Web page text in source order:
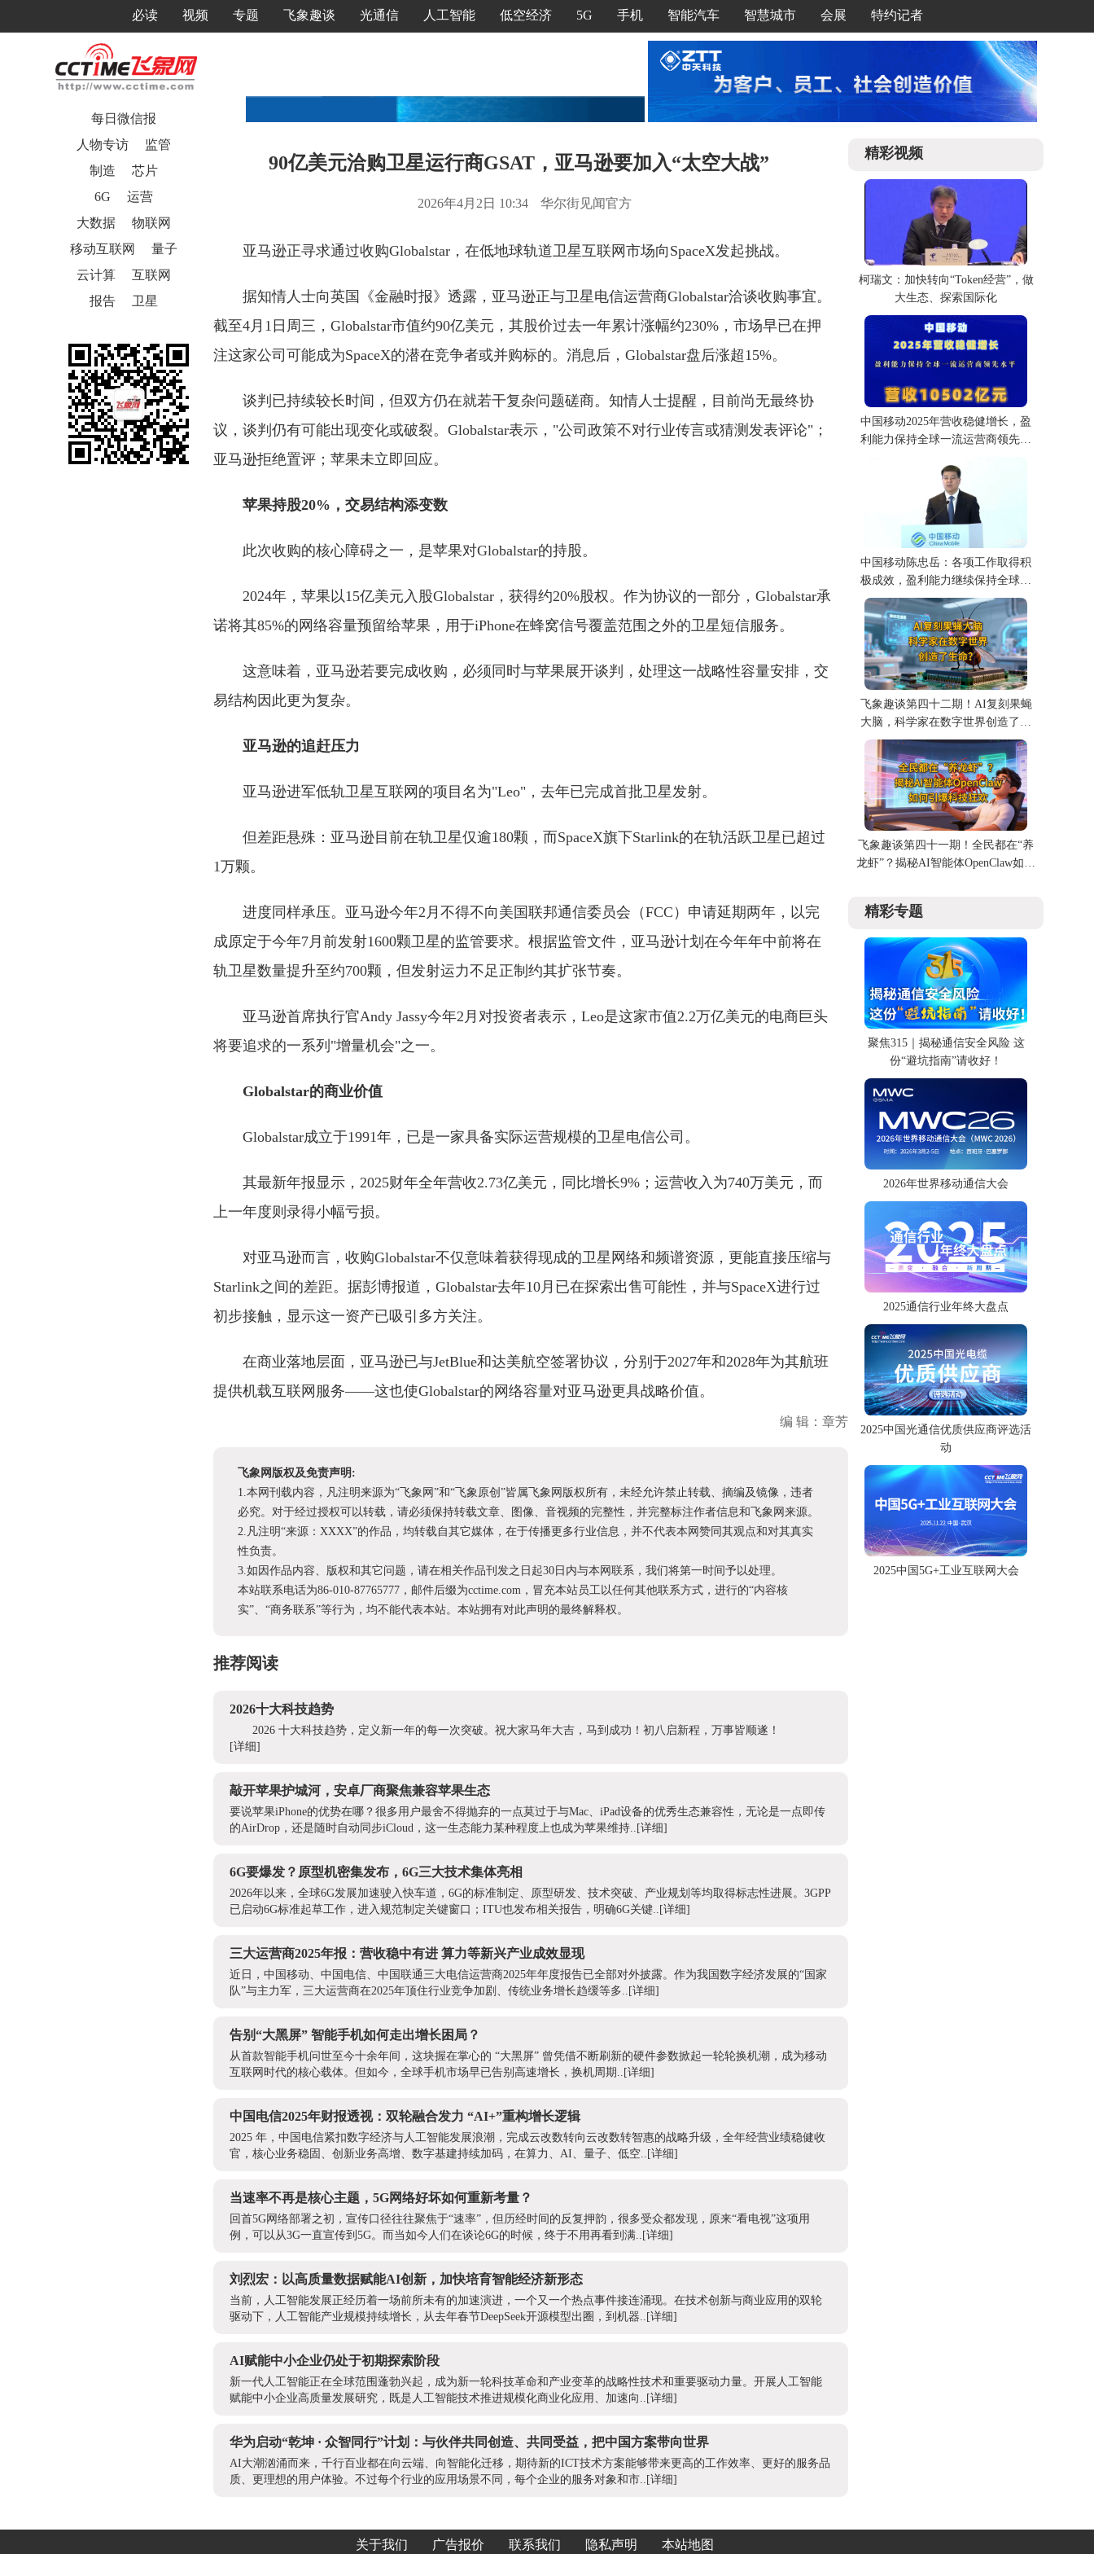
必读 视频 专题 飞象趣谈 光通信 人工智能 低空经济 5G 手机 智能汽车 智慧城市 会展 特约记者
每日微信报
人物专访
监管
制造
芯片
6G
运营
大数据
物联网
移动互联网
量子
云计算
互联网
报告
卫星
90亿美元洽购卫星运行商GSAT，亚马逊要加入“太空大战”
2026年4月2日 10:34 华尔街见闻官方
亚马逊正寻求通过收购Globalstar，在低地球轨道卫星互联网市场向SpaceX发起挑战。
据知情人士向英国《金融时报》透露，亚马逊正与卫星电信运营商Globalstar洽谈收购事宜。
截至4月1日周三，Globalstar市值约90亿美元，其股价过去一年累计涨幅约230%，市场早已在押
注这家公司可能成为SpaceX的潜在竞争者或并购标的。消息后，Globalstar盘后涨超15%。
谈判已持续较长时间，但双方仍在就若干复杂问题磋商。知情人士提醒，目前尚无最终协
议，谈判仍有可能出现变化或破裂。Globalstar表示，"公司政策不对行业传言或猜测发表评论"；
亚马逊拒绝置评；苹果未立即回应。
苹果持股20%，交易结构添变数
此次收购的核心障碍之一，是苹果对Globalstar的持股。
2024年，苹果以15亿美元入股Globalstar，获得约20%股权。作为协议的一部分，Globalstar承
诺将其85%的网络容量预留给苹果，用于iPhone在蜂窝信号覆盖范围之外的卫星短信服务。
这意味着，亚马逊若要完成收购，必须同时与苹果展开谈判，处理这一战略性容量安排，交
易结构因此更为复杂。
亚马逊的追赶压力
亚马逊进军低轨卫星互联网的项目名为"Leo"，去年已完成首批卫星发射。
但差距悬殊：亚马逊目前在轨卫星仅逾180颗，而SpaceX旗下Starlink的在轨活跃卫星已超过
1万颗。
进度同样承压。亚马逊今年2月不得不向美国联邦通信委员会（FCC）申请延期两年，以完
成原定于今年7月前发射1600颗卫星的监管要求。根据监管文件，亚马逊计划在今年年中前将在
轨卫星数量提升至约700颗，但发射运力不足正制约其扩张节奏。
亚马逊首席执行官Andy Jassy今年2月对投资者表示，Leo是这家市值2.2万亿美元的电商巨头
将要追求的一系列"增量机会"之一。
Globalstar的商业价值
Globalstar成立于1991年，已是一家具备实际运营规模的卫星电信公司。
其最新年报显示，2025财年全年营收2.73亿美元，同比增长9%；运营收入为740万美元，而
上一年度则录得小幅亏损。
对亚马逊而言，收购Globalstar不仅意味着获得现成的卫星网络和频谱资源，更能直接压缩与
Starlink之间的差距。据彭博报道，Globalstar去年10月已在探索出售可能性，并与SpaceX进行过
初步接触，显示这一资产已吸引多方关注。
在商业落地层面，亚马逊已与JetBlue和达美航空签署协议，分别于2027年和2028年为其航班
提供机载互联网服务——这也使Globalstar的网络容量对亚马逊更具战略价值。
编 辑：章芳
飞象网版权及免责声明:
1.本网刊载内容，凡注明来源为“飞象网”和“飞象原创”皆属飞象网版权所有，未经允许禁止转载、摘编及镜像，违者
必究。对于经过授权可以转载，请必须保持转载文章、图像、音视频的完整性，并完整标注作者信息和飞象网来源。
2.凡注明“来源：XXXX”的作品，均转载自其它媒体，在于传播更多行业信息，并不代表本网赞同其观点和对其真实
性负责。
3.如因作品内容、版权和其它问题，请在相关作品刊发之日起30日内与本网联系，我们将第一时间予以处理。
本站联系电话为86-010-87765777，邮件后缀为cctime.com，冒充本站员工以任何其他联系方式，进行的“内容核
实”、“商务联系”等行为，均不能代表本站。本站拥有对此声明的最终解释权。
推荐阅读
2026十大科技趋势
2026 十大科技趋势，定义新一年的每一次突破。祝大家马年大吉，马到成功！初八启新程，万事皆顺遂！
[详细]
敲开苹果护城河，安卓厂商聚焦兼容苹果生态
要说苹果iPhone的优势在哪？很多用户最舍不得抛弃的一点莫过于与Mac、iPad设备的优秀生态兼容性，无论是一点即传
的AirDrop，还是随时自动同步iCloud，这一生态能力某种程度上也成为苹果维持.. [详细]
6G要爆发？原型机密集发布，6G三大技术集体亮相
2026年以来，全球6G发展加速驶入快车道，6G的标准制定、原型研发、技术突破、产业规划等均取得标志性进展。3GPP
已启动6G标准起草工作，进入规范制定关键窗口；ITU也发布相关报告，明确6G关键.. [详细]
三大运营商2025年报：营收稳中有进 算力等新兴产业成效显现
近日，中国移动、中国电信、中国联通三大电信运营商2025年年度报告已全部对外披露。作为我国数字经济发展的“国家
队”与主力军，三大运营商在2025年顶住行业竞争加剧、传统业务增长趋缓等多.. [详细]
告别“大黑屏” 智能手机如何走出增长困局？
从首款智能手机问世至今十余年间，这块握在掌心的 “大黑屏” 曾凭借不断刷新的硬件参数掀起一轮轮换机潮，成为移动
互联网时代的核心载体。但如今，全球手机市场早已告别高速增长，换机周期.. [详细]
中国电信2025年财报透视：双轮融合发力 “AI+”重构增长逻辑
2025 年，中国电信紧扣数字经济与人工智能发展浪潮，完成云改数转向云改数转智惠的战略升级，全年经营业绩稳健收
官，核心业务稳固、创新业务高增、数字基建持续加码，在算力、AI、量子、低空.. [详细]
当速率不再是核心主题，5G网络好坏如何重新考量？
回首5G网络部署之初，宣传口径往往聚焦于“速率”，但历经时间的反复押韵，很多受众都发现，原来“看电视”这项用
例，可以从3G一直宣传到5G。而当如今人们在谈论6G的时候，终于不用再看到满.. [详细]
刘烈宏：以高质量数据赋能AI创新，加快培育智能经济新形态
当前，人工智能发展正经历着一场前所未有的加速演进，一个又一个热点事件接连涌现。在技术创新与商业应用的双轮
驱动下，人工智能产业规模持续增长，从去年春节DeepSeek开源模型出圈，到机器.. [详细]
AI赋能中小企业仍处于初期探索阶段
新一代人工智能正在全球范围蓬勃兴起，成为新一轮科技革命和产业变革的战略性技术和重要驱动力量。开展人工智能
赋能中小企业高质量发展研究，既是人工智能技术推进规模化商业化应用、加速向.. [详细]
华为启动“乾坤 · 众智同行”计划：与伙伴共同创造、共同受益，把中国方案带向世界
AI大潮汹涌而来，千行百业都在向云端、向智能化迁移，期待新的ICT技术方案能够带来更高的工作效率、更好的服务品
质、更理想的用户体验。不过每个行业的应用场景不同，每个企业的服务对象和市.. [详细]
精彩视频
柯瑞文：加快转向“Token经营”，做
大生态、探索国际化
中国移动2025年营收稳健增长，盈
利能力保持全球一流运营商领先水
中国移动陈忠岳：各项工作取得积
极成效，盈利能力继续保持全球一
流运营商领先水平
飞象趣谈第四十二期！AI复刻果蝇
大脑，科学家在数字世界创造了生
命？
飞象趣谈第四十一期！全民都在“养
龙虾”？揭秘AI智能体OpenClaw如何
精彩专题
聚焦315｜揭秘通信安全风险 这
份“避坑指南”请收好！
2026年世界移动通信大会
2025通信行业年终大盘点
2025中国光通信优质供应商评选活
动
2025中国5G+工业互联网大会
关于我们 广告报价 联系我们 隐私声明 本站地图